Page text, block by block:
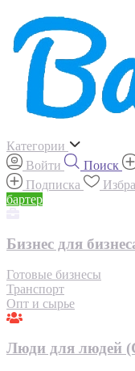
Категории
Войти
Поиск
Подписка
бартер
Бизнес для
Готовые бизнесы
Транспорт
Опт и сырье
Люди для людей